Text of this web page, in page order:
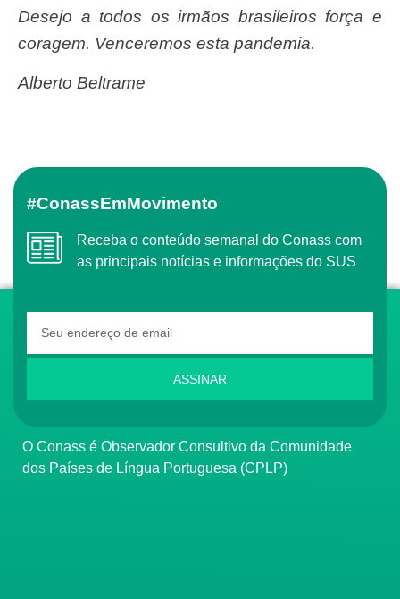
Desejo a todos os irmãos brasileiros força e
coragem. Venceremos esta pandemia.
Alberto Beltrame
#ConassEmMovimento
Receba o conteúdo semanal do Conass com
as principais notícias e informações do SUS
ASSINAR
O Conass é Observador Consultivo da Comunidade
dos Países de Língua Portuguesa (CPLP)